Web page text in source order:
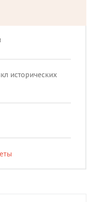
исторических